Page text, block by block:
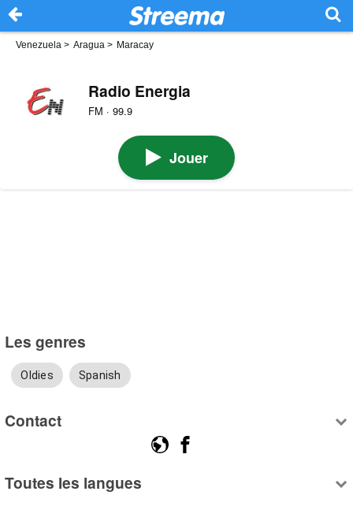
Venezuela > Aragua > Maracay
Radio Energia
FM · 99.9
Jouer
Les genres
Oldies Spanish
Contact
Toutes les langues